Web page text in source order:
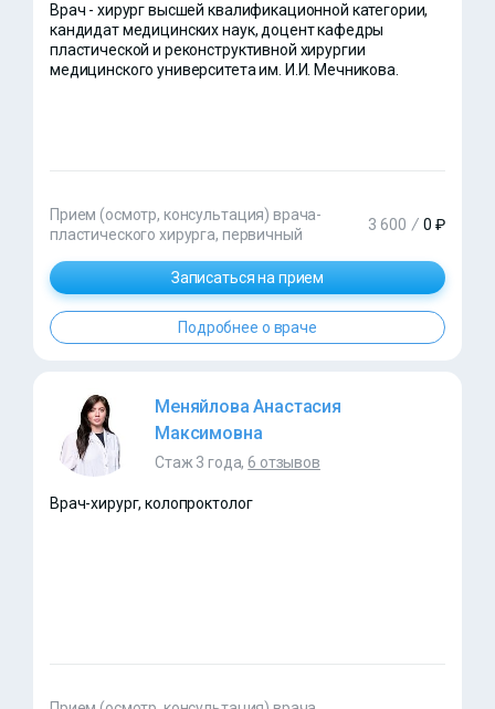
Врач - хирург высшей квалификационной категории,
кандидат медицинских наук, доцент кафедры
пластической и реконструктивной хирургии
медицинского университета им. И.И. Мечникова.
Прием (осмотр, консультация) врача-
пластического хирурга, первичный
3 600 / 0 ₽
Записаться на прием
Подробнее о враче
Меняйлова Анастасия
Максимовна
Стаж 3 года,6 отзывов
Врач-хирург, колопроктолог